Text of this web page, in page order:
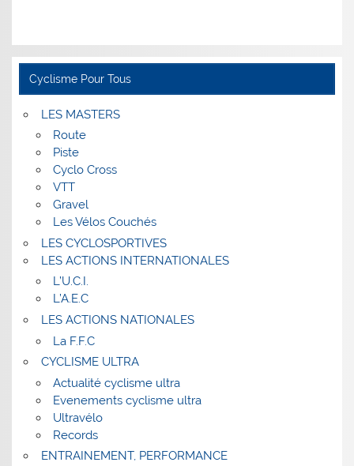
Cyclisme Pour Tous
LES MASTERS
Route
Piste
Cyclo Cross
VTT
Gravel
Les Vélos Couchés
LES CYCLOSPORTIVES
LES ACTIONS INTERNATIONALES
L’U.C.I.
L’A.E.C
LES ACTIONS NATIONALES
La F.F.C
CYCLISME ULTRA
Actualité cyclisme ultra
Evenements cyclisme ultra
Ultravélo
Records
ENTRAINEMENT, PERFORMANCE